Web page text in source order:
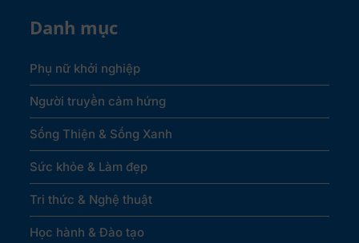
Danh mục
Phụ nữ khởi nghiệp
Người truyền cảm hứng
Sống Thiện & Sống Xanh
Sức khỏe & Làm đẹp
Tri thức & Nghệ thuật
Học hành & Đào tạo